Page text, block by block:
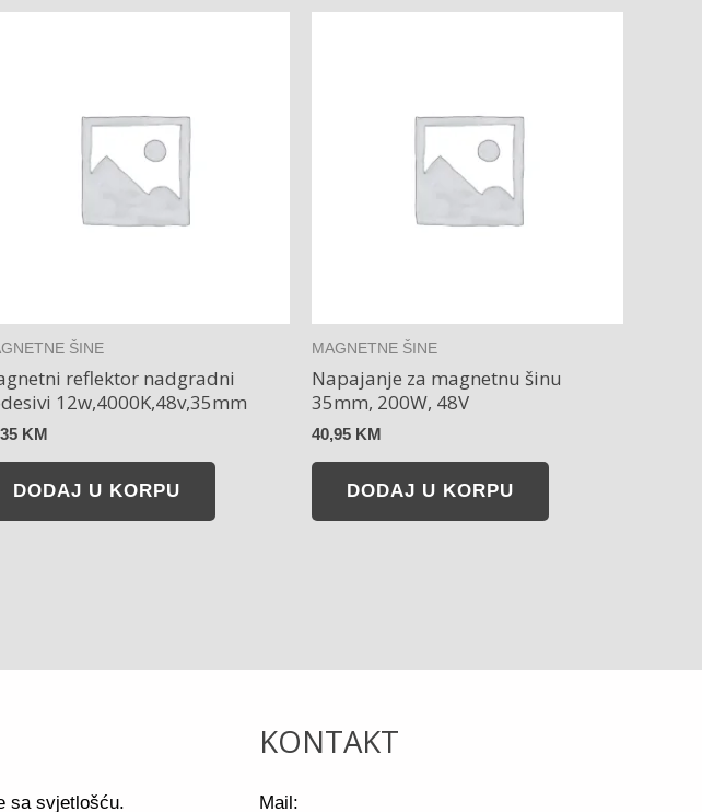
ŠINE
reflektor nadgradni
12w,4000K,48v,35mm
KM
DODAJ U KORPU
MAGNETNE ŠINE
Napajanje za magnetnu šinu
35mm, 200W, 48V
40,95 KM
DODAJ U KORPU
sa svjetlošću.
KONTAKT
Mail: